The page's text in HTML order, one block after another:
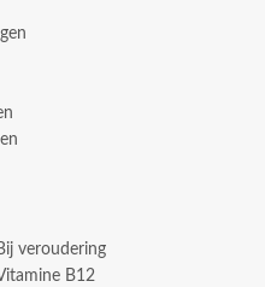
veroudering
B12